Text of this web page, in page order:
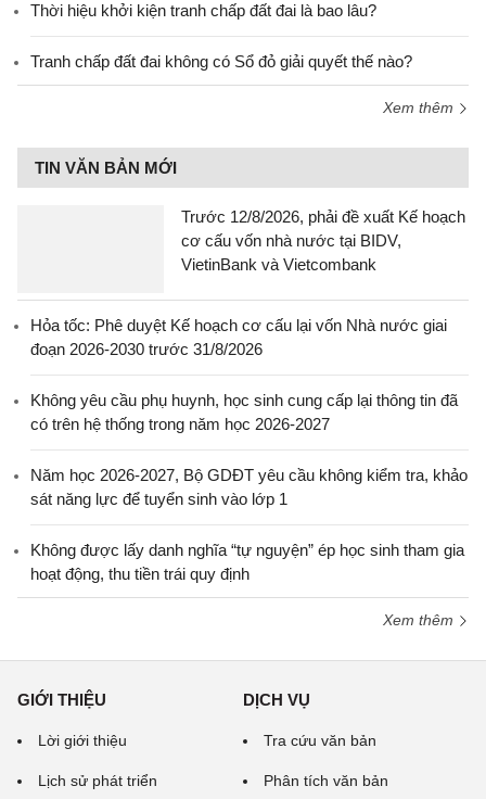
Thời hiệu khởi kiện tranh chấp đất đai là bao lâu?
Tranh chấp đất đai không có Sổ đỏ giải quyết thế nào?
Xem thêm
TIN VĂN BẢN MỚI
Trước 12/8/2026, phải đề xuất Kế hoạch
cơ cấu vốn nhà nước tại BIDV,
VietinBank và Vietcombank
Hỏa tốc: Phê duyệt Kế hoạch cơ cấu lại vốn Nhà nước giai
đoạn 2026-2030 trước 31/8/2026
Không yêu cầu phụ huynh, học sinh cung cấp lại thông tin đã
có trên hệ thống trong năm học 2026-2027
Năm học 2026-2027, Bộ GDĐT yêu cầu không kiểm tra, khảo
sát năng lực để tuyển sinh vào lớp 1
Không được lấy danh nghĩa “tự nguyện” ép học sinh tham gia
hoạt động, thu tiền trái quy định
Xem thêm
GIỚI THIỆU
Lời giới thiệu
Lịch sử phát triển
DỊCH VỤ
Tra cứu văn bản
Phân tích văn bản